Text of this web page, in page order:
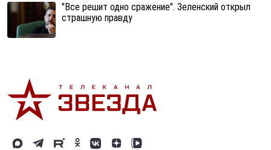
"Все решит одно сражение". Зеленский открыл
страшную правду